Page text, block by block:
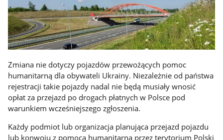
Zmiana nie dotyczy pojazdów przewożących pomoc
humanitarną dla obywateli Ukrainy. Niezależnie od państwa
rejestracji takie pojazdy nadal nie będą musiały wnosić
opłat za przejazd po drogach płatnych w Polsce pod
warunkiem wcześniejszego zgłoszenia.
Każdy podmiot lub organizacja planująca przejazd pojazdu
lub konwoju z pomocą humanitarną przez terytorium Polski